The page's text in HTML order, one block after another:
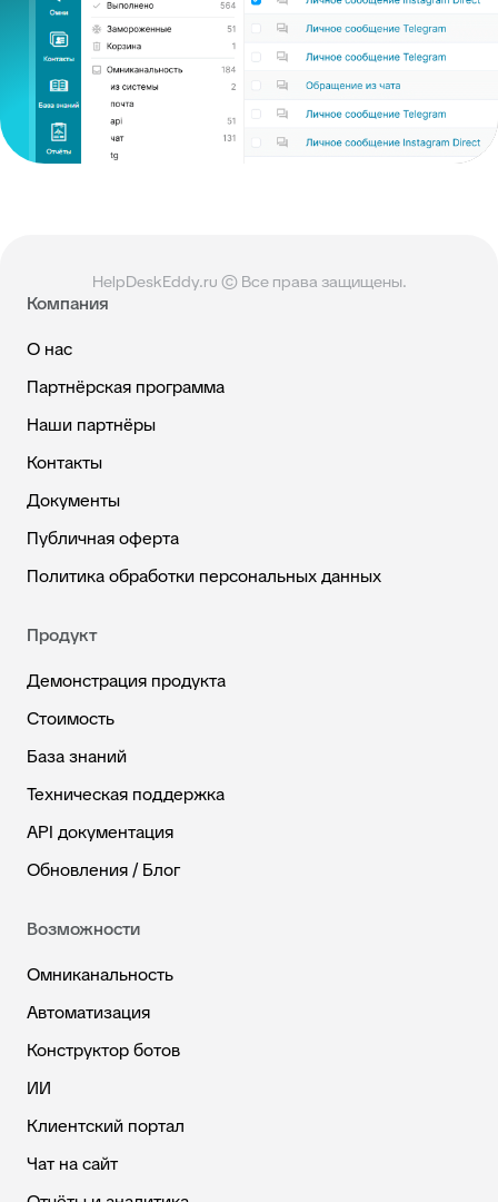
HelpDeskEddy.ru © Все права защищены.
Компания
О нас
Партнёрская программа
Наши партнёры
Контакты
Документы
Публичная оферта
Политика обработки персональных данных
Продукт
Демонстрация продукта
Стоимость
База знаний
Техническая поддержка
API документация
Обновления / Блог
Возможности
Омниканальность
Автоматизация
Конструктор ботов
ИИ
Клиентский портал
Чат на сайт